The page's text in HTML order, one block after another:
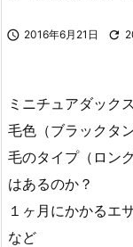
 2016年6月21日 
ミニチュアダック
毛色（ブラックタ
毛のタイプ（ロン
はあるのか？
１ヶ月にかかるエ
など